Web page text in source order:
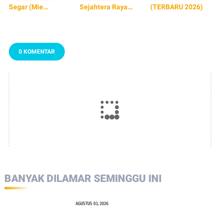
Segar (Mie
Sejahtera Raya
(TERBARU 2026)
0 KOMENTAR
BANYAK DILAMAR SEMINGGU INI
AGUSTUS 03, 2026